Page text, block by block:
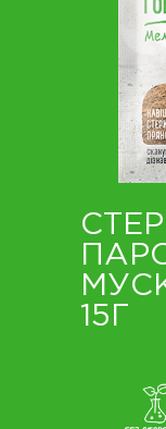
ЧИСТІ
ПАРТНЕРАМ
0-800-
УКР
15Г